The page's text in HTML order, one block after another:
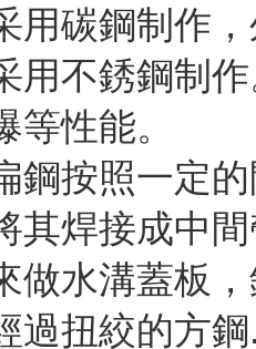
用碳鋼制作
用不銹鋼制
性能。
鋼按照一定
其焊接成中
做水溝蓋板
過扭絞的方